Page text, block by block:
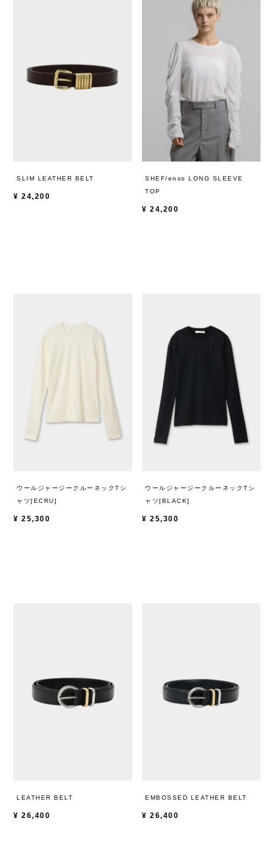
SLIM LEATHER BELT
¥ 24,200
SHEF/enso LONG SLEEVE
TOP
¥ 24,200
ウールジャージークルーネックTシ
ャツ[ECRU]
¥ 25,300
ウールジャージークルーネックTシ
ャツ[BLACK]
¥ 25,300
LEATHER BELT
¥ 26,400
EMBOSSED LEATHER BELT
¥ 26,400